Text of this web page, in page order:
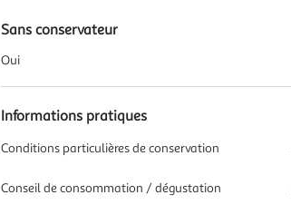
Sans conservateur
Oui
Informations pratiques
Conditions particulières de conservation
Conseil de consommation / dégustation